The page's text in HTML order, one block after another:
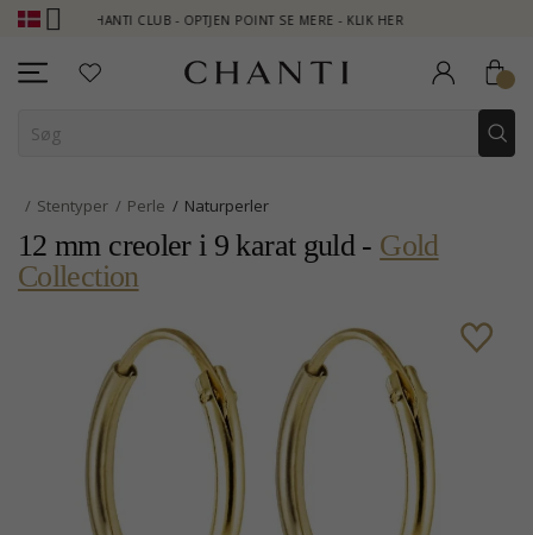
CHANTI CLUB - OPTJEN POINT SE MERE - KLIK HER
Stentyper Perle Naturperler
12 mm creoler i 9 karat guld - Gold
Collection